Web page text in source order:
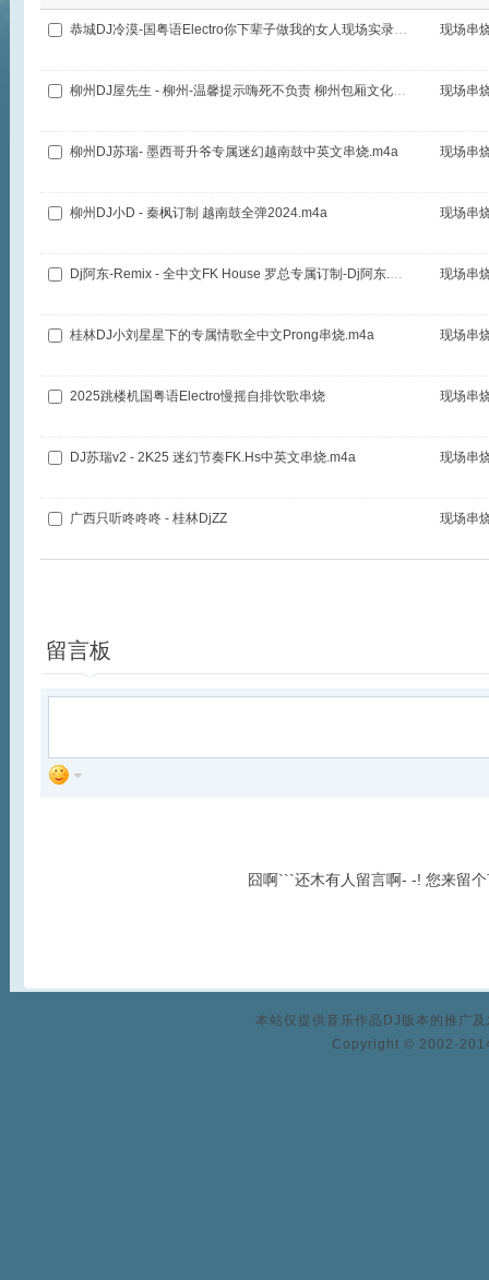
恭城DJ冷漠-国粤语Electro你下辈子做我的女人现场实录拉音串 现场串
柳州DJ屋先生 - 柳州-温馨提示嗨死不负责 柳州包厢文化迷幻串烧专辑第三期.m4a 现场串
柳州DJ苏瑞- 墨西哥升爷专属迷幻越南鼓中英文串烧.m4a 现场串
柳州DJ小D - 秦枫订制 越南鼓全弹2024.m4a 现场串
Dj阿东-Remix - 全中文FK House 罗总专属订制-Dj阿东.m4a 现场串
桂林DJ小刘星星下的专属情歌全中文Prong串烧.m4a 现场串
2025跳楼机国粤语Electro慢摇自排饮歌串烧 现场串
DJ苏瑞v2 - 2K25 迷幻节奏FK.Hs中英文串烧.m4a 现场串
广西只听咚咚咚 - 桂林DjZZ 现场串
留言板
囧啊```还木有人留言啊- -! 您来留
本站仅提供音乐作品DJ版本的推广
Copyright © 2002-